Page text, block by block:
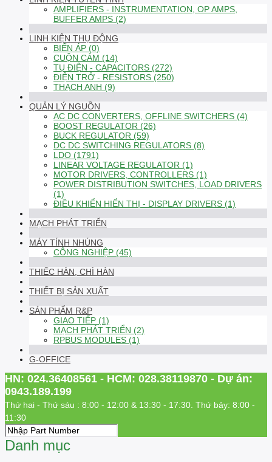
AMPLIFIERS - INSTRUMENTATION, OP AMPS,
BUFFER AMPS (2)
LINH KIỆN THỤ ĐỘNG
BIẾN ÁP (0)
CUỘN CẢM (14)
TỤ ĐIỆN - CAPACITORS (272)
ĐIỆN TRỞ - RESISTORS (250)
THẠCH ANH (9)
QUẢN LÝ NGUỒN
AC DC CONVERTERS, OFFLINE SWITCHERS (4)
BOOST REGULATOR (26)
BUCK REGULATOR (59)
DC DC SWITCHING REGULATORS (8)
LDO (1791)
LINEAR VOLTAGE REGULATOR (1)
MOTOR DRIVERS, CONTROLLERS (1)
POWER DISTRIBUTION SWITCHES, LOAD DRIVERS
(1)
ĐIỀU KHIỂN HIỂN THỊ - DISPLAY DRIVERS (1)
MẠCH PHÁT TRIỂN
MÁY TÍNH NHÚNG
CÔNG NGHIỆP (45)
THIẾC HÀN, CHÌ HÀN
THIẾT BỊ SẢN XUẤT
SẢN PHẨM R&P
GIAO TIẾP (1)
MẠCH PHÁT TRIỂN (2)
RPBUS MODULES (1)
G-OFFICE
HN: 024.36408561 - HCM: 028.38119870 - Dự án:
0943.189.199
Thứ hai - Thứ sáu : 8:00 - 12:00 & 13:30 - 17:30. Thứ bảy: 8:00 -
11:30
Danh mục